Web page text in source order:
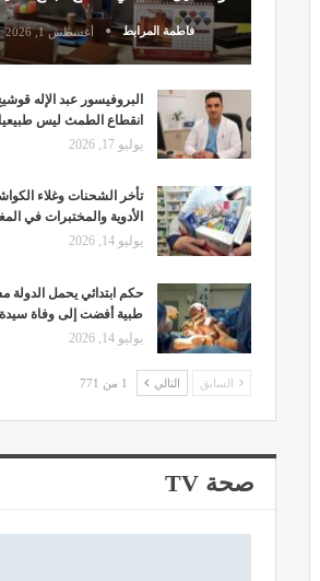
فاطمة المرابط أغسطس 1, 2026
البروفيسور عبد الإله
انقطاع الطمث ليس
يوليو 17, 2026
تأخر الشحنات وغلاء
الأدوية والمختبرات في
يوليو 14, 2026
حكم ابتدائي يحمل الدولة
طبية أفضت إلى وفاة سيدة
يوليو 14, 2026
السابق التالي 1 من 771
صحة TV